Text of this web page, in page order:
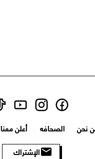
نحن الصحافه أعلن معنا
الإشتراك